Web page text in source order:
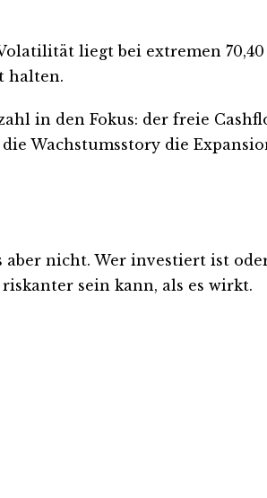
liegt bei extremen
halten.
in den Fokus: der freie
Wachstumsstory die
nicht. Wer investiert ist
sein kann, als es wirkt.